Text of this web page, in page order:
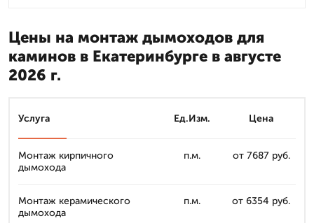
Цены на монтаж дымоходов для
каминов в Екатеринбурге в августе
2026 г.
Услуга Ед.Изм. Цена
Монтаж кирпичного
дымохода
п.м. от 7687 руб.
Монтаж керамического
дымохода
п.м. от 6354 руб.